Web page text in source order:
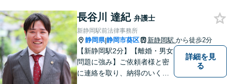
す。一人で悩まずご相談くだ
さい【駐車場あり】
長谷川 達紀 弁護士
新静岡駅前法律事務所
静岡県|静岡市葵区 新静岡駅 から徒歩2分
【新静岡駅2分】【離婚・男女
問題に強み】ご依頼者様と密
に連絡を取り、納得のいく解
詳細を見
る